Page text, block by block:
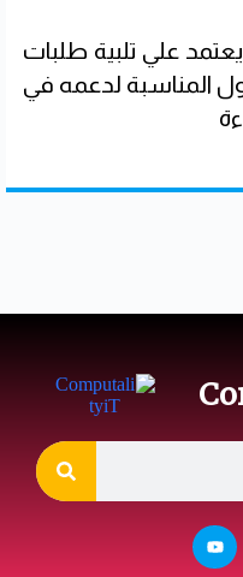
علي تلبية طلبات
المناسبة لدعمه في